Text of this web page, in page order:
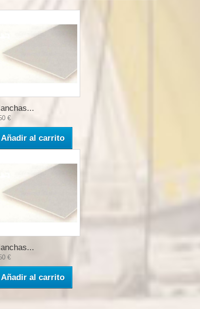
€
Añadir al carrito
€
Añadir al carrito